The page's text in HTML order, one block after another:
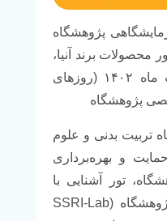
پژوهشگاه
برند آنیا،
از تاریخ ۲۰ لغایت ۳۱ اردیبهشت ماه ۱۴۰۲ (روزهای
پژوهشگاه
تربیت بدنی و علوم
و بهره‌برداری
تور آشنایی با
وسایل و تجهیزات آزمایشگاهی پژوهشگاه (SSRI-Lab